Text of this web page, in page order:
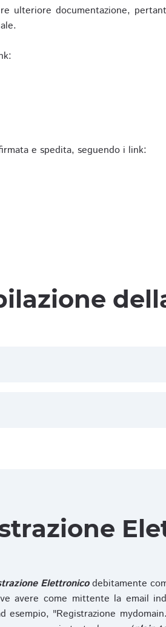
ulteriore documentazione,
e spedita, seguendo i link:
Elettronicodebitamente
avere come mittente la email
"Registrazione